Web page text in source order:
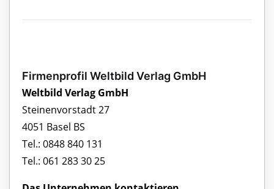
Firmenprofil Weltbild Verlag GmbH
Weltbild Verlag GmbH
Steinenvorstadt 27
4051 Basel BS
Tel.: 0848 840 131
Tel.: 061 283 30 25